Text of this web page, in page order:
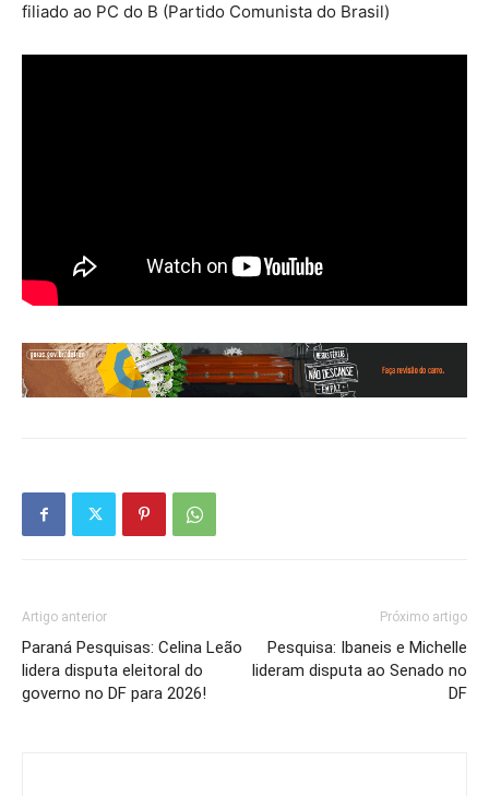
filiado ao PC do B (Partido Comunista do Brasil)
Artigo anterior
Paraná Pesquisas: Celina Leão
lidera disputa eleitoral do
governo no DF para 2026!
Próximo artigo
Pesquisa: Ibaneis e Michelle
lideram disputa ao Senado no
DF